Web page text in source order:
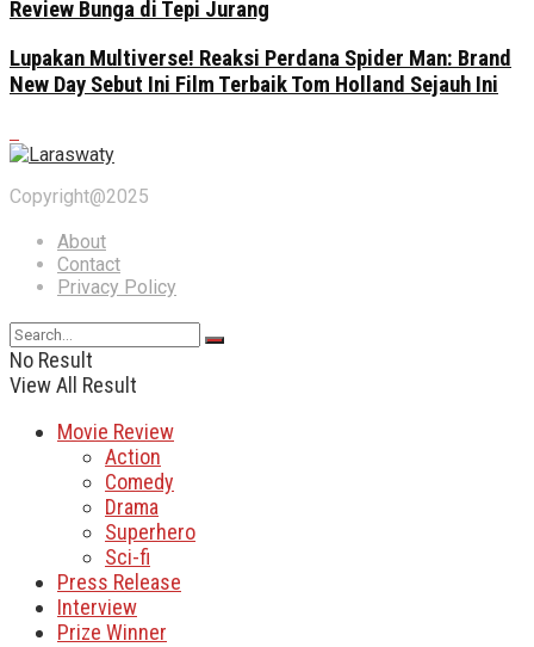
Review Bunga di Tepi Jurang
Lupakan Multiverse! Reaksi Perdana Spider Man: Brand
New Day Sebut Ini Film Terbaik Tom Holland Sejauh Ini
Copyright@2025
About
Contact
Privacy Policy
No Result
View All Result
Movie Review
Action
Comedy
Drama
Superhero
Sci-fi
Press Release
Interview
Prize Winner